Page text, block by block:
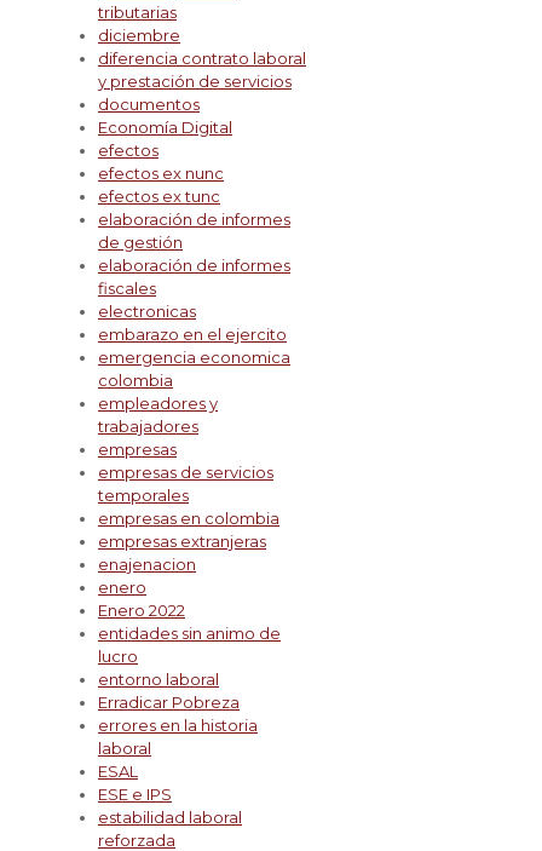
tributarias
diciembre
diferencia contrato laboral
y prestación de servicios
documentos
Economía Digital
efectos
efectos ex nunc
efectos ex tunc
elaboración de informes
de gestión
elaboración de informes
fiscales
electronicas
embarazo en el ejercito
emergencia economica
colombia
empleadores y
trabajadores
empresas
empresas de servicios
temporales
empresas en colombia
empresas extranjeras
enajenacion
enero
Enero 2022
entidades sin animo de
lucro
entorno laboral
Erradicar Pobreza
errores en la historia
laboral
ESAL
ESE e IPS
estabilidad laboral
reforzada